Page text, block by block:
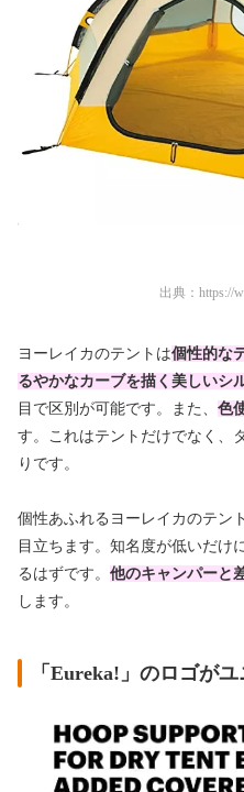
出典： https://
ヨーレイカのテントは個性的な
るやかなカーブを描く 美しいシ
目で区別が可能です。また、 色
す。これはテントだけでなく、
りです。
個性あふれるヨーレイカのテン
目立ちます。知名度が低いだけ
るはずです。 他のキャンパーと
します。
「Eureka!」のロゴがユ